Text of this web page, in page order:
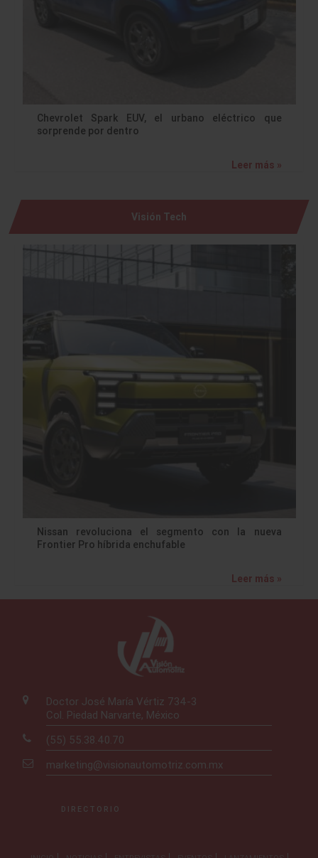
Chevrolet Spark EUV, el urbano eléctrico que
sorprende por dentro
Leer más »
Visión Tech
Nissan revoluciona el segmento con la nueva
Frontier Pro híbrida enchufable
Leer más »
Doctor José María Vértiz 734-3
Col. Piedad Narvarte, México
(55) 55.38.40.70
marketing@visionautomotriz.com.mx
DIRECTORIO